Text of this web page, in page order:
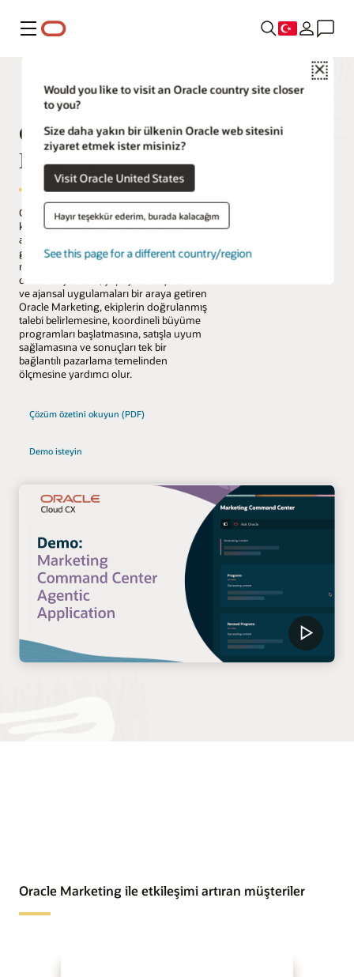
Menü
Close
Would you like to visit an Oracle country site closer
to you?
Size daha yakın bir ülkenin Oracle web sitesini
ziyaret etmek ister misiniz?
Visit Oracle United States
Hayır teşekkür ederim, burada kalacağım
See this page for a different country/region
Oracle Fusion Cloud
Marketing
Oracle Fusion Cloud Marketing,
kuruluşların kampanya yürütmeden
ajan tabanlı büyüme orkestrasyonuna
geçmesine yardımcı olur. Birleştirilmiş
müşteri ve kurumsal verileri, pazarlama
orkestrasyonunu, yapay zeka ajanlarını
ve ajansal uygulamaları bir araya getiren
Oracle Marketing, ekiplerin doğrulanmış
talebi belirlemesine, koordineli büyüme
programları başlatmasına, satışla uyum
sağlamasına ve sonuçları tek bir
bağlantılı pazarlama temelinden
ölçmesine yardımcı olur.
Çözüm özetini okuyun (PDF)
Demo isteyin
Oracle Marketing ile etkileşimi artıran müşteriler